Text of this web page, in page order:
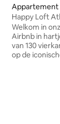
Appartement
Happy Loft
appartement
Welkom in
Airbnb in
van 130
op de